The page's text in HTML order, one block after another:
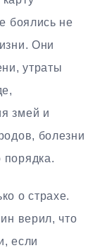
боялись не
Они
утраты
змей и
болезни
о страхе.
верил, что
если